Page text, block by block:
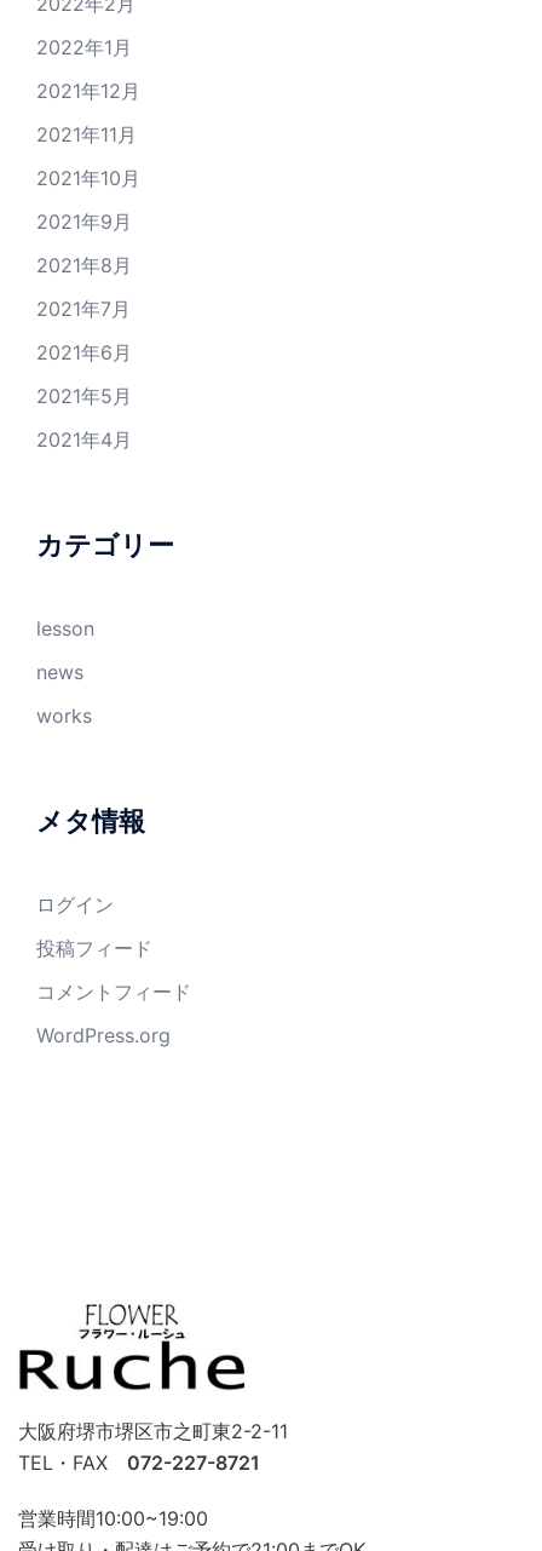
2022年1月
2021年12月
2021年11月
2021年10月
2021年9月
2021年8月
2021年7月
2021年6月
2021年5月
2021年4月
カテゴリー
lesson
news
works
メタ情報
ログイン
投稿フィード
コメントフィード
WordPress.org
大阪府堺市堺区市之町東2-2-11
TEL・FAX 072-227-8721
営業時間10:00~19:00